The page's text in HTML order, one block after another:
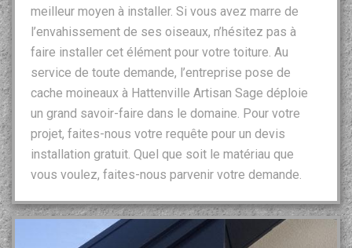
meilleur moyen à installer. Si vous avez marre de
l’envahissement de ses oiseaux, n’hésitez pas à
faire installer cet élément pour votre toiture. Au
service de toute demande, l’entreprise pose de
cache moineaux à Hattenville Artisan Sage déploie
un grand savoir-faire dans le domaine. Pour votre
projet, faites-nous votre requête pour un devis
installation gratuit. Quel que soit le matériau que
vous voulez, faites-nous parvenir votre demande.